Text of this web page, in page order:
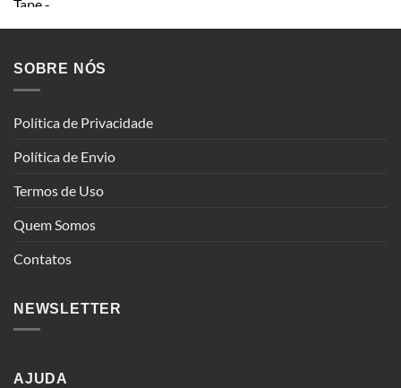
SOBRE NÓS
Política de Privacidade
Política de Envio
Termos de Uso
Quem Somos
Contatos
NEWSLETTER
AJUDA